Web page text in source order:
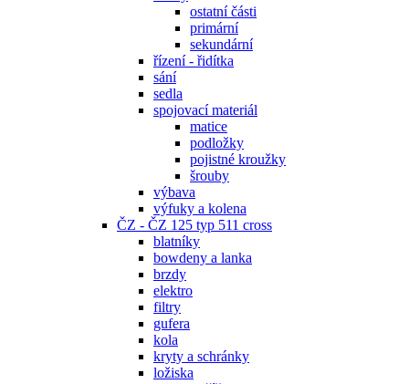
ostatní části
primární
sekundární
řízení - řidítka
sání
sedla
spojovací materiál
matice
podložky
pojistné kroužky
šrouby
výbava
výfuky a kolena
ČZ - ČZ 125 typ 511 cross
blatníky
bowdeny a lanka
brzdy
elektro
filtry
gufera
kola
kryty a schránky
ložiska